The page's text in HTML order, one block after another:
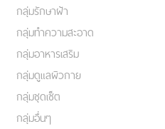
กลุ่มรักษาฝ้า
กลุ่มทำความสะอาด
กลุ่มอาหารเสริม
กลุ่มดูแลผิวกาย
กลุ่มชุดเซ็ต
กลุ่มอื่นๆ